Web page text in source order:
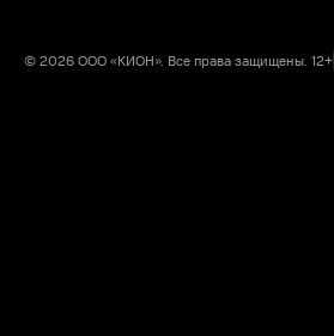
© 2026 ООО «КИОН». Все права защищены. 12+